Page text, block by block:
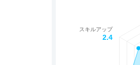
スキルアップ
2.4